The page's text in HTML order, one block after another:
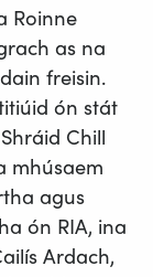
Roinne
as na
freisin.
ón stát
Chill
mhúsaem
agus
ón RIA, ina
Ardach,